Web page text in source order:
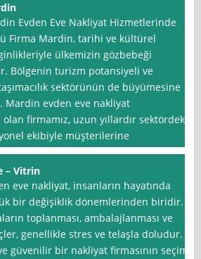
Evden Eve Nakliyat Hizmetlerinde
Firma Mardin, tarihi ve kültürel
ülkemizin gözbebeği
Bölgenin turizm potansiyeli ve
sektörünün de büyümesine
Mardin evden eve nakliyat
firmamız, uzun yıllardır sektördeki
ekibiyle müşterilerine
– Vitrin
eve nakliyat, insanların hayatında
bir değişiklik dönemlerinden biridir.
toplanması, ambalajlanması ve
genellikle stres ve telaşla doludur.
güvenilir bir nakliyat firmasının seçimi